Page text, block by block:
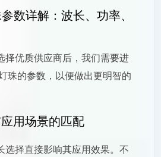
数详解：波长、功率、
择优质供应商后，我们需要进
珠的参数，以便做出更明智的
用场景的匹配
选择直接影响其应用效果。不